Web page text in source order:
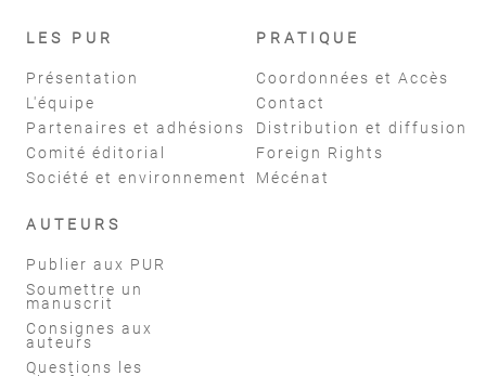
LES PUR
Présentation
L'équipe
Partenaires et adhésions
Comité éditorial
Société et environnement
PRATIQUE
Coordonnées et Accès
Contact
Distribution et diffusion
Foreign Rights
Mécénat
AUTEURS
Publier aux PUR
Soumettre un
manuscrit
Consignes aux
auteurs
Questions les